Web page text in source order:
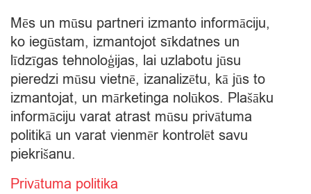
un
čia
sēklām
700g
quantity
quantity
Starpsumma: €2,45
Apskatīt grozu
Apmaksa
Mēs un mūsu partneri izmanto informāciju,
ko iegūstam, izmantojot sīkdatnes un
līdzīgas tehnoloģijas, lai uzlabotu jūsu
pieredzi mūsu vietnē, izanalizētu, kā jūs to
izmantojat, un mārketinga nolūkos. Plašāku
informāciju varat atrast mūsu privātuma
politikā un varat vienmēr kontrolēt savu
piekrišanu.
Privātuma politika